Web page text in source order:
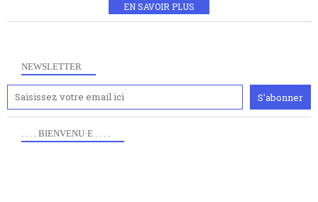
EN SAVOIR PLUS
NEWSLETTER
. . . . BIENVENU·E . . . .